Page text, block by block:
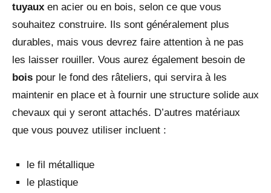
tuyaux en acier ou en bois, selon ce que vous
souhaitez construire. Ils sont généralement plus
durables, mais vous devrez faire attention à ne pas
les laisser rouiller. Vous aurez également besoin de
bois pour le fond des râteliers, qui servira à les
maintenir en place et à fournir une structure solide aux
chevaux qui y seront attachés. D’autres matériaux
que vous pouvez utiliser incluent :
le fil métallique
le plastique